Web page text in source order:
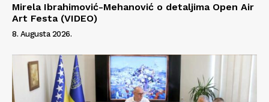
Mirela Ibrahimović-Mehanović o detaljima Open Air
Art Festa (VIDEO)
8. Augusta 2026.